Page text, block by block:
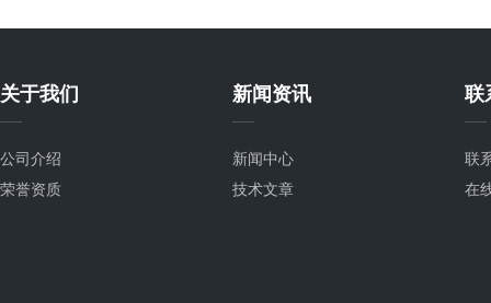
关于我们
公司介绍
荣誉资质
新闻资讯
新闻中心
技术文章
联
联
在